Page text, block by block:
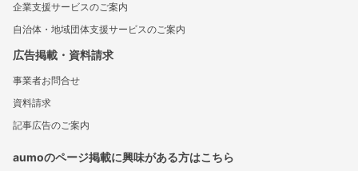
企業支援サービスのご案内
自治体・地域団体支援サービスのご案内
広告掲載・資料請求
事業者お問合せ
資料請求
記事広告のご案内
aumoのページ掲載に興味がある方はこちら